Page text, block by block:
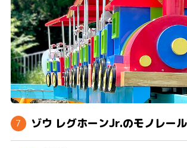
ゾウ レグホーンJr.のモノレール